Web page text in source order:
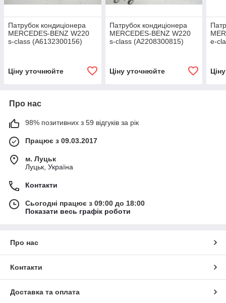
Патрубок кондиціонера
MERCEDES-BENZ W220
s-class (A6132300156)
Ціну уточнюйте
Патрубок кондиціонера
MERCEDES-BENZ W220
s-class (A2208300815)
Ціну уточнюйте
e-
Про нас
98% позитивних з 59 відгуків за рік
Працює з 09.03.2017
м. Луцьк
Луцьк, Україна
Контакти
Сьогодні працює з 09:00 до 18:00
Показати весь графік роботи
Про нас
Контакти
Доставка та оплата